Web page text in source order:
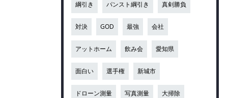
綱引き パンスト綱引き 真剣勝負
対決 GOD 最強 会社
アットホーム 飲み会 愛知県
面白い 選手権 新城市
ドローン測量 写真測量 大掃除